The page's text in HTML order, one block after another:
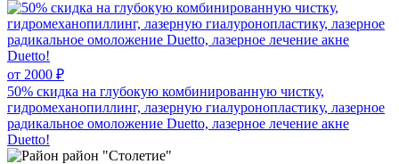
от 2000 ₽
50% скидка на глубокую комбинированную чистку,
гидромеханопиллинг, лазерную гиалуронопластику, лазерное
радикальное омоложение Duetto, лазерное лечение акне
Duetto!
район "Столетие"